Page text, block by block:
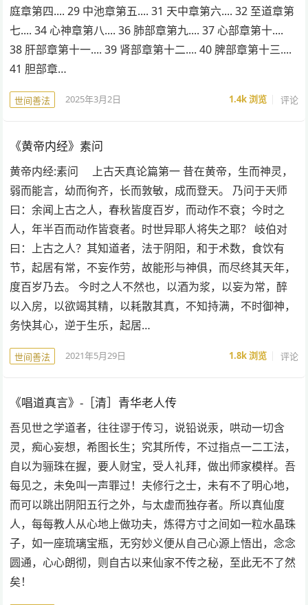
庭章第四.... 29 中池章第五.... 31 天中章第六.... 32 至道章第
七.... 34 心神章第八.... 36 肺部章第九.... 37 心部章第十....
38 肝部章第十一.... 39 肾部章第十二.... 40 脾部章第十三....
41 胆部章…
世间善法 2025年3月2日 1.4k浏览 评论
《黄帝内经》素问
黄帝内经:素问 上古天真论篇第一 昔在黄帝，生而神灵，
弱而能言，幼而徇齐，长而敦敏，成而登天。 乃问于天师
曰：余闻上古之人，春秋皆度百岁，而动作不衰；今时之
人，年半百而动作皆衰者。时世异耶人将失之耶？ 岐伯对
曰：上古之人？其知道者，法于阴阳，和于术数，食饮有
节，起居有常，不妄作劳，故能形与神俱，而尽终其天年，
度百岁乃去。 今时之人不然也，以酒为浆，以妄为常，醉
以入房，以欲竭其精，以耗散其真，不知持满，不时御神，
务快其心，逆于生乐，起居…
世间善法 2021年5月29日 1.8k浏览 评论
《唱道真言》-［清］青华老人传
吾见世之学道者，往往谬于传习，说铅说汞，哄动一切含
灵，痴心妄想，希图长生；究其所传，不过指点一二工法，
自以为骊珠在握，要人财宝，受人礼拜，做出师家模样。吾
每见之，未免叫一声罪过！夫修行之士，未有不了明心地，
而可以跳出阴阳五行之外，与太虚而独存者。所以真仙度
人，每每教人从心地上做功夫，炼得方寸之间如一粒水晶珠
子，如一座琉璃宝瓶，无穷妙义便从自己心源上悟出，念念
圆通，心心朗彻，则自古以来仙家不传之秘，至此无不了然
矣！